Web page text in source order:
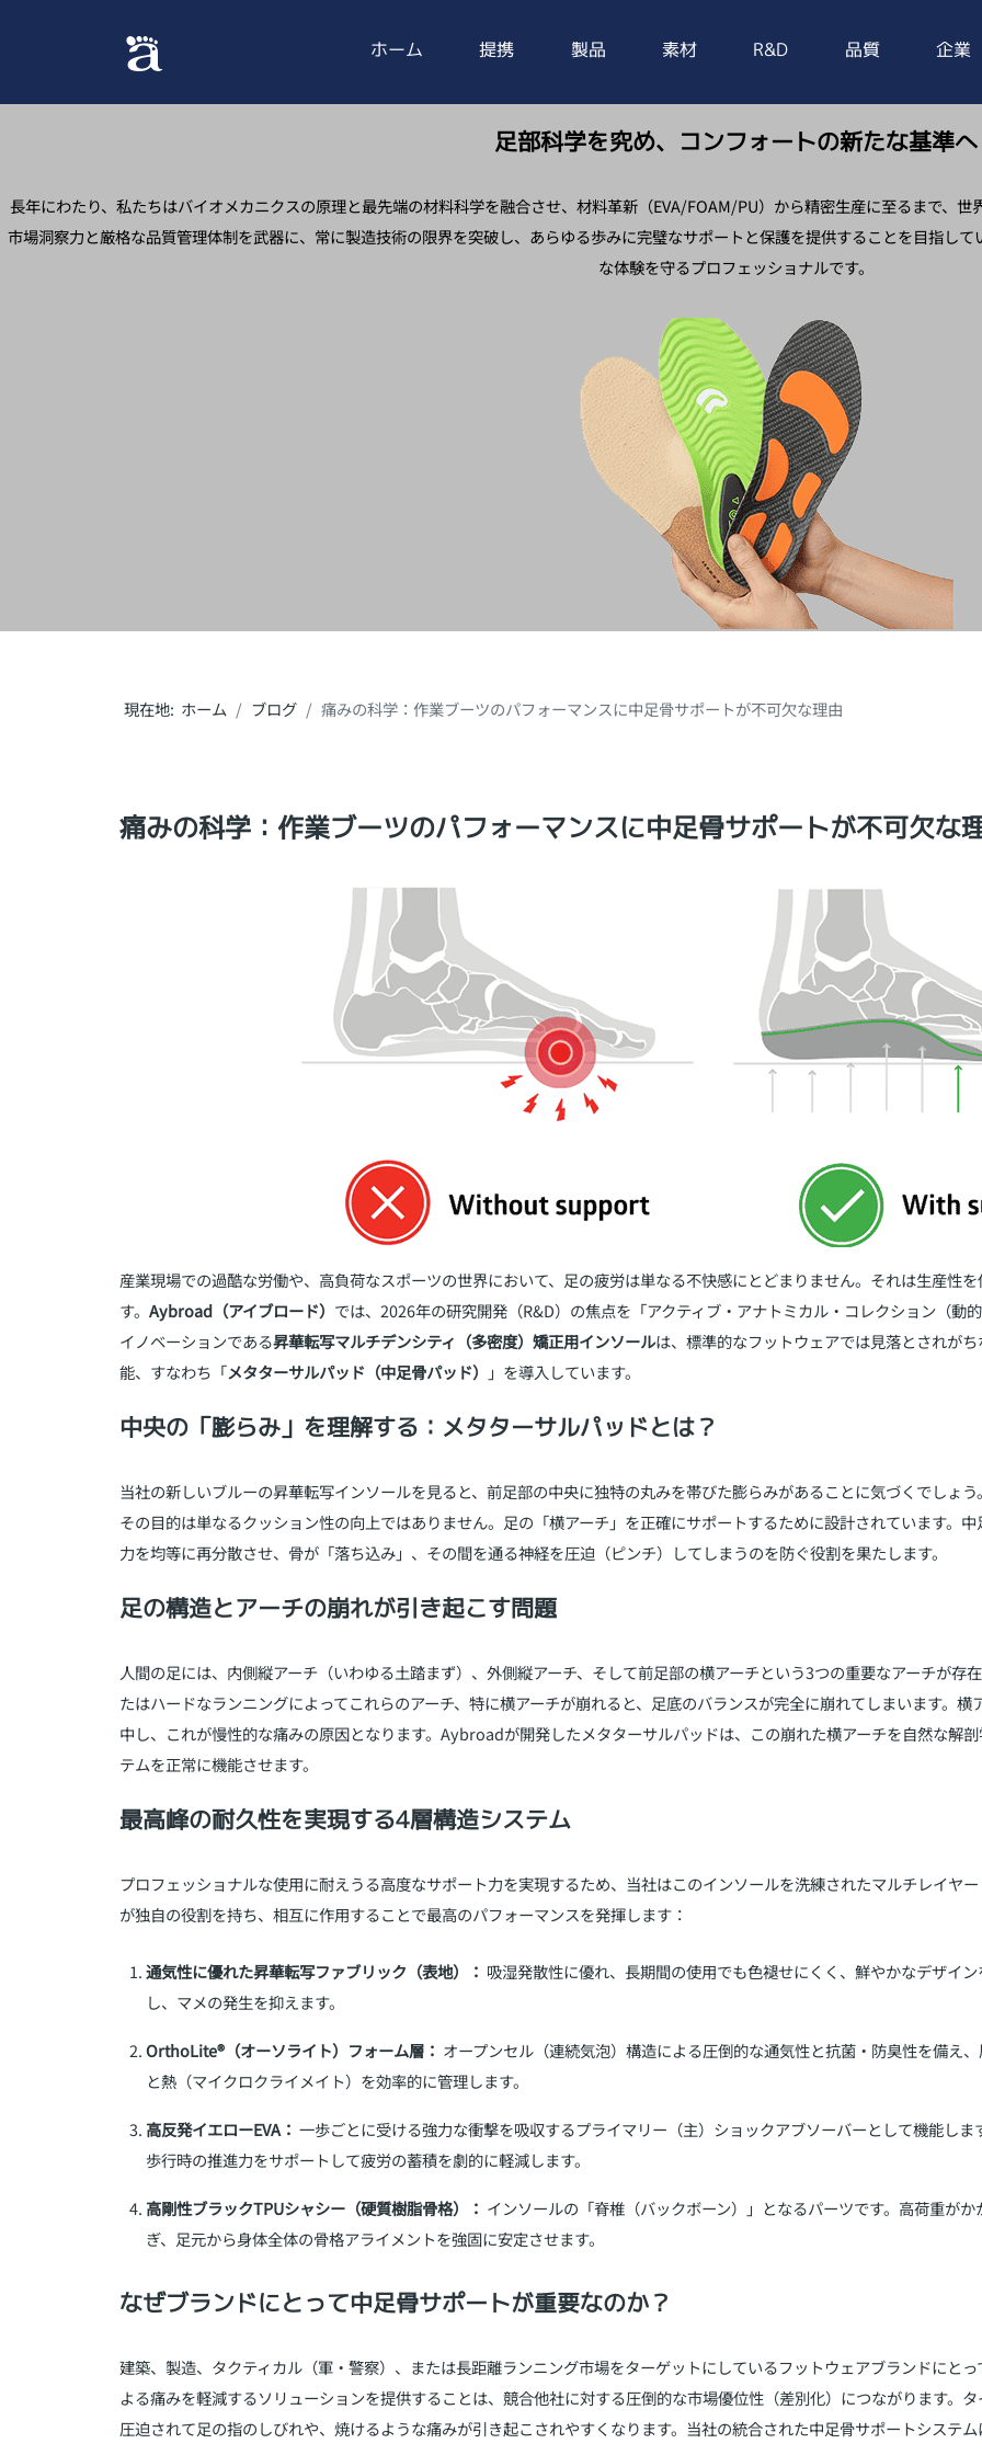
ホーム 提携 製品 素材 R&D 品質 企業
足部科学を究め、コンフォートの新たな基準へ
長年にわたり、私たちはバイオメカニクスの原理と最先端の材料科学を融合させ、材料革新（EVA/FOAM/PU）から精密生産に至るまで、
市場洞察力と厳格な品質管理体制を武器に、常に製造技術の限界を突破し、あらゆる歩みに完璧なサポートと保護を提供することを目指し
な体験を守るプロフェッショナルです。
現在地: ホーム ブログ 痛みの科学：作業ブーツのパフォーマンスに中足骨サポートが不可欠な理由
痛みの科学：作業ブーツのパフォーマンスに中足骨サポートが不可欠な
産業現場での過酷な労働や、高負荷なスポーツの世界において、足の疲労は単なる不快感にとどまりません。それは生産性
す。 Aybroad（アイブロード） では、2026年の研究開発（R&D）の焦点を「アクティブ・アナトミカル・コレクション（動
イノベーションである昇華転写マルチデンシティ（多密度）矯正用インソールは、標準的なフットウェアでは見落とされが
能、すなわち「メタターサルパッド（中足骨パッド） 」を導入しています。
中央の「膨らみ」を理解する：メタターサルパッドとは？
当社の新しいブルーの昇華転写インソールを見ると、前足部の中央に独特の丸みを帯びた膨らみがあることに気づくでしょ
その目的は単なるクッション性の向上ではありません。足の「横アーチ」を正確にサポートするために設計されています。
力を均等に再分散させ、骨が「落ち込み」、その間を通る神経を圧迫（ピンチ）してしまうのを防ぐ役割を果たします。
足の構造とアーチの崩れが引き起こす問題
人間の足には、内側縦アーチ（いわゆる土踏まず）、外側縦アーチ、そして前足部の横アーチという3つの重要なアーチが存
たはハードなランニングによってこれらのアーチ、特に横アーチが崩れると、足底のバランスが完全に崩れてしまいます。
中し、これが慢性的な痛みの原因となります。Aybroadが開発したメタターサルパッドは、この崩れた横アーチを自然な解
テムを正常に機能させます。
最高峰の耐久性を実現する4層構造システム
プロフェッショナルな使用に耐えうる高度なサポート力を実現するため、当社はこのインソールを洗練されたマルチレイヤ
が独自の役割を持ち、相互に作用することで最高のパフォーマンスを発揮します：
通気性に優れた昇華転写ファブリック（表地）： 吸湿発散性に優れ、長期間の使用でも色褪せにくく、鮮やかなデザイ
し、マメの発生を抑えます。
OrthoLite®（オーソライト）フォーム層： オープンセル（連続気泡）構造による圧倒的な通気性と抗菌・防臭性を備え
と熱（マイクロクライメイト）を効率的に管理します。
高反発イエローEVA： 一歩ごとに受ける強力な衝撃を吸収するプライマリー（主）ショックアブソーバーとして機能し
歩行時の推進力をサポートして疲労の蓄積を劇的に軽減します。
高剛性ブラックTPUシャシー（硬質樹脂骨格）： インソールの「脊椎（バックボーン）」となるパーツです。高荷重が
ぎ、足元から身体全体の骨格アライメントを強固に安定させます。
なぜブランドにとって中足骨サポートが重要なのか？
建築、製造、タクティカル（軍・警察）、または長距離ランニング市場をターゲットにしているフットウェアブランドにとっ
よる痛みを軽減するソリューションを提供することは、競合他社に対する圧倒的な市場優位性（差別化）につながります。
圧迫されて足の指のしびれや、焼けるような痛みが引き起こされやすくなります。当社の統合された中足骨サポートシステ